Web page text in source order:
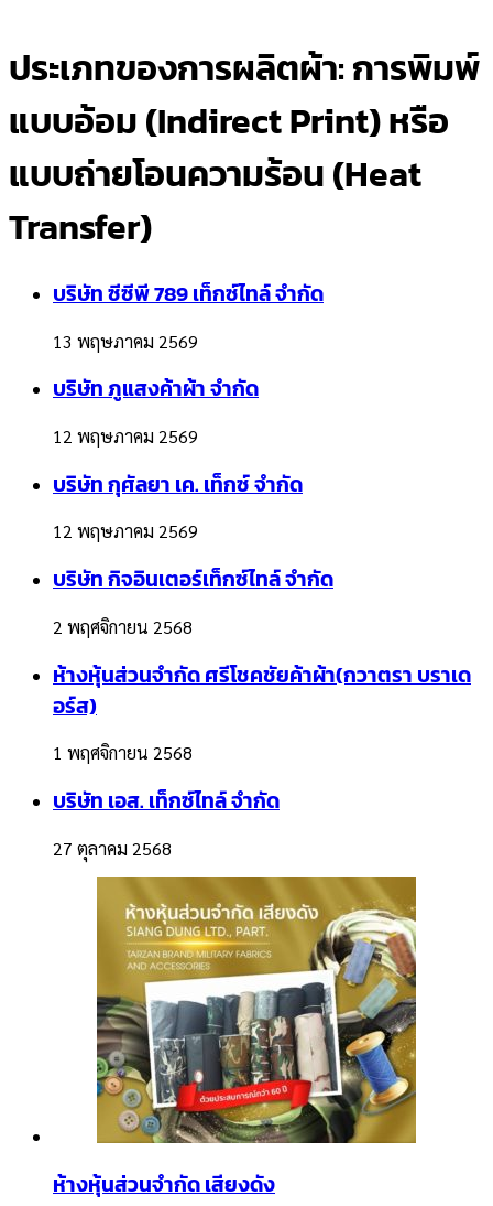
ประเภทของการผลิตผ้า:การพิมพ์
แบบอ้อม (Indirect Print) หรือ
แบบถ่ายโอนความร้อน (Heat
Transfer)
บริษัท ซีซีพี 789 เท็กซ์ไทล์ จำกัด
13 พฤษภาคม 2569
บริษัท ภูแสงค้าผ้า จำกัด
12 พฤษภาคม 2569
บริษัท กุศัลยา เค. เท็กซ์ จำกัด
12 พฤษภาคม 2569
บริษัท กิจอินเตอร์เท็กซ์ไทล์ จำกัด
2 พฤศจิกายน 2568
ห้างหุ้นส่วนจำกัด ศรีโชคชัยค้าผ้า(กวาตรา บราเด
อร์ส)
1 พฤศจิกายน 2568
บริษัท เอส. เท็กซ์ไทล์ จำกัด
27 ตุลาคม 2568
ห้างหุ้นส่วนจำกัด เสียงดัง